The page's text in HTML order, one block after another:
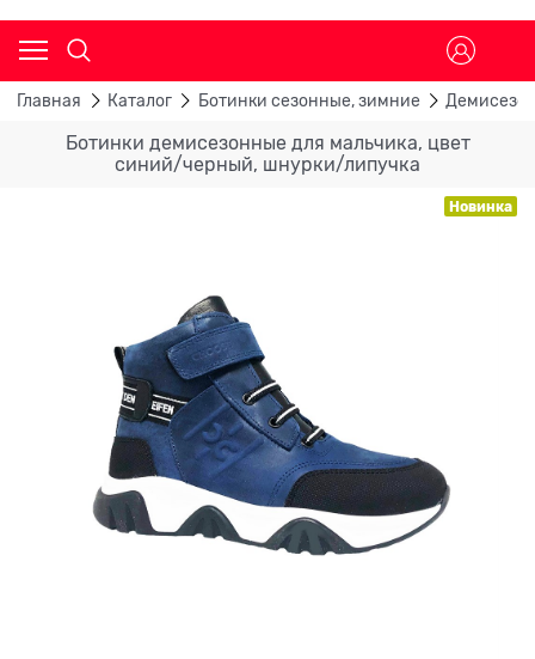
Главная Каталог Ботинки сезонные, зимние
Ботинки демисезонные для мальчика, цвет
синий/черный, шнурки/липучка
Новинка